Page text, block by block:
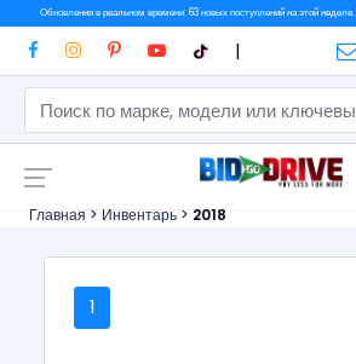
Обновления в реальном времени: 63 новых поступлений на этой неделе.
|
Главная > Инвентарь > 2018
1